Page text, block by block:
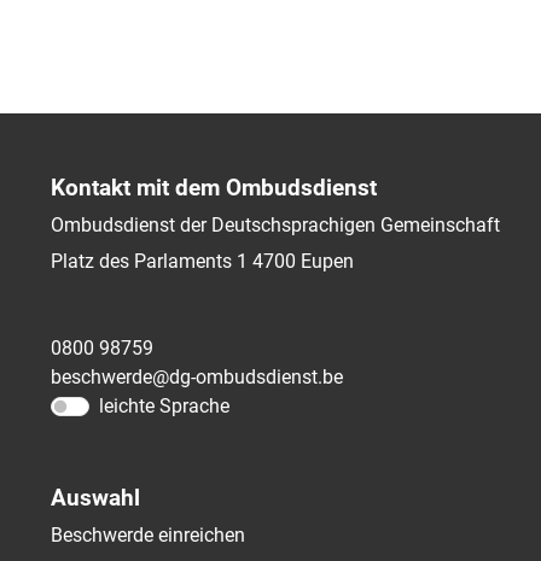
Kontakt mit dem Ombudsdienst
Ombudsdienst der Deutschsprachigen Gemeinschaft
Platz des Parlaments 1 4700 Eupen
0800 98759
beschwerde@dg-ombudsdienst.be
leichte Sprache
Auswahl
Beschwerde einreichen